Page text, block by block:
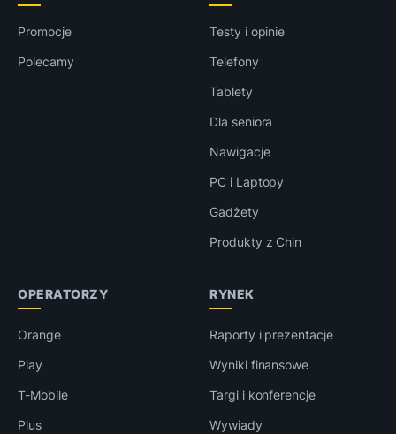
Promocje
Polecamy
Testy i opinie
Telefony
Tablety
Dla seniora
Nawigacje
PC i Laptopy
Gadżety
Produkty z Chin
OPERATORZY
Orange
Play
T-Mobile
Plus
RYNEK
Raporty i prezentacje
Wyniki finansowe
Targi i konferencje
Wywiady